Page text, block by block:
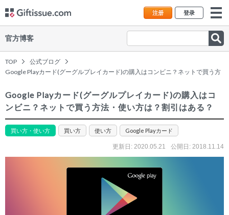
注册 登录
官方博客
TOP
公式ブログ
Google Playカード(グーグルプレイカード)の購入はコンビニ？ネットで買う方
Google Playカード(グーグルプレイカード)の購入はコ
ンビニ？ネットで買う方法・使い方は？割引はある？
買い方・使い方 買い方 使い方 Google Playカード
公開日: 2018.11.14
更新日: 2020.05.21